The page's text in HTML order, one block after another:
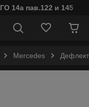
14а пав.122 и 145
Mercedes